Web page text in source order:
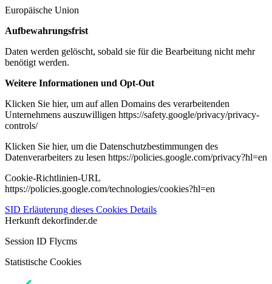
Europäische Union
Aufbewahrungsfrist
Daten werden gelöscht, sobald sie für die Bearbeitung nicht mehr
benötigt werden.
Weitere Informationen und Opt-Out
Klicken Sie hier, um auf allen Domains des verarbeitenden
Unternehmens auszuwilligen https://safety.google/privacy/privacy-
controls/
Klicken Sie hier, um die Datenschutzbestimmungen des
Datenverarbeiters zu lesen https://policies.google.com/privacy?hl=en
Cookie-Richtlinien-URL
https://policies.google.com/technologies/cookies?hl=en
SID Erläuterung dieses Cookies Details
Herkunft dekorfinder.de
Session ID Flycms
Statistische Cookies